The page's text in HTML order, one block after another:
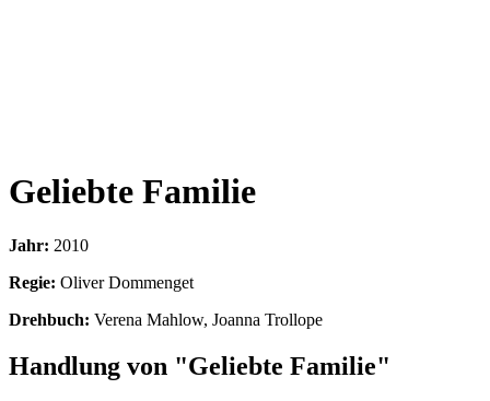
Geliebte Familie
Jahr: 2010
Regie: Oliver Dommenget
Drehbuch: Verena Mahlow, Joanna Trollope
Handlung von "Geliebte Familie"